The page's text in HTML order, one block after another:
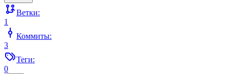
Ветки:
1
Коммиты:
3
Теги:
0